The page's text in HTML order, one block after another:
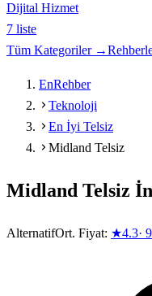
Dijital Hizmet
7 liste
Tüm Kategoriler →
EnRehber
Teknoloji
En İyi Telsiz
Midland Telsiz
Midland Telsiz
AlternatifOrt. Fiyat: ★4.3·